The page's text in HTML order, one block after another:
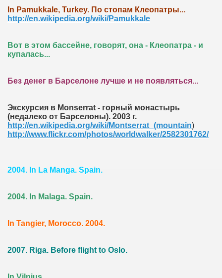
In Pamukkale, Turkey. По стопам Клеопатры...
http://en.wikipedia.org/wiki/Pamukkale
Вот в этом бассейне, говорят, она - Клеопатра - и
купалась...
Без денег в Барселоне лучше и не появляться...
Экскурсия в Monserrat - горный монастырь
(недалеко от Барселоны). 2003 г.
http://en.wikipedia.org/wiki/Montserrat_(mountain)
http://www.flickr.com/photos/worldwalker/2582301762/
2004. In La Manga. Spain.
2004. In Malaga. Spain.
In Tangier, Morocco. 2004.
2007. Riga. Before flight to Oslo.